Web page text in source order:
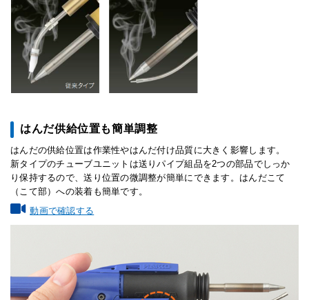
はんだ供給位置も簡単調整
はんだの供給位置は作業性やはんだ付け品質に大きく影響します。
新タイプのチューブユニットは送りパイプ組品を2つの部品でしっか
り保持するので、送り位置の微調整が簡単にできます。はんだこて
（こて部）への装着も簡単です。
動画で確認する